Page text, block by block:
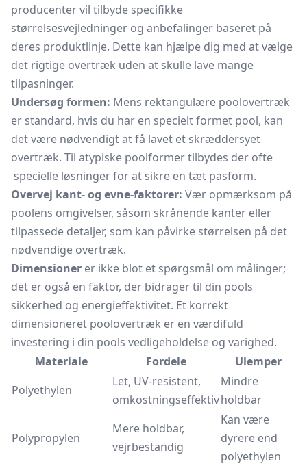
producenter vil tilbyde specifikke
størrelsesvejledninger og anbefalinger baseret på
deres produktlinje. Dette kan hjælpe dig med at vælge
det rigtige overtræk uden at skulle lave mange
tilpasninger.
Undersøg formen: Mens rektangulære poolovertræk
er standard, hvis du har en specielt formet pool, kan
det være nødvendigt at få lavet et skræddersyet
overtræk. Til atypiske poolformer tilbydes der ofte
specielle løsninger for at sikre en tæt pasform.
Overvej kant- og evne-faktorer: Vær opmærksom på
poolens omgivelser, såsom skrånende kanter eller
tilpassede detaljer, som kan påvirke størrelsen på det
nødvendige overtræk.
Dimensioner er ikke blot et spørgsmål om målinger;
det er også en faktor, der bidrager til din pools
sikkerhed og energieffektivitet. Et korrekt
dimensioneret poolovertræk er en værdifuld
investering i din pools vedligeholdelse og varighed.
Materiale
Fordele
Ulemper
Polyethylen
Let, UV-resistent,
omkostningseffektiv
Mindre
holdbar
Polypropylen
Mere holdbar,
vejrbestandig
Kan være
dyrere end
polyethylen